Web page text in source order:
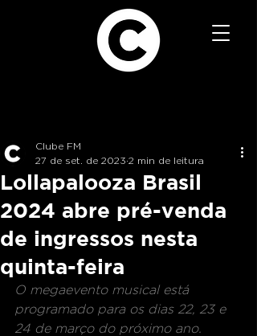
Lollapalooza Brasil
2024 abre pré-venda
de ingressos nesta
quinta-feira
Clube FM
27 de set. de 2023 2 min de leitura
O megaevento musical está
programado para os dias 22, 23 e
24 de março do próximo ano.